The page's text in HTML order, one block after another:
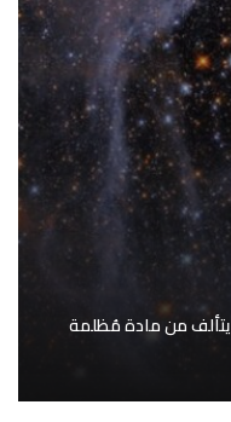
من مادة مُظلمة